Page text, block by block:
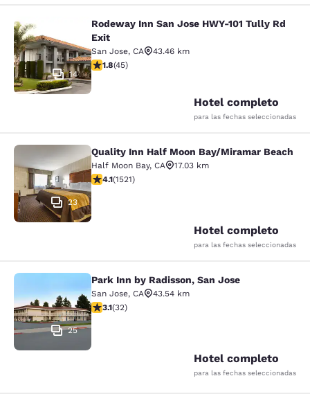
Rodeway Inn San Jose HWY-101
14
Rodeway Inn San Jose HWY-101 Tully Rd
Exit
San Jose, CA
43.46 km
calificación de 1.82 estrellas. Feria. 45 reseñas
1.8(45)
Hotel completo
para las fechas seleccionadas
Quality Inn Half Moon Bay/Miramar
23
Quality Inn Half Moon Bay/Miramar Beach
Half Moon Bay, CA
17.03 km
calificación de 4.08 estrellas. Muy bueno. 1521
4.1(1521)
Hotel completo
para las fechas seleccionadas
Park Inn by Radisson, San Jose
25
Park Inn by Radisson, San Jose
San Jose, CA
43.54 km
calificación de 3.06 estrellas. Feria. 32 reseñas
3.1(32)
Hotel completo
para las fechas seleccionadas